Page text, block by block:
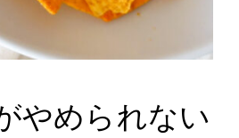
やめられない